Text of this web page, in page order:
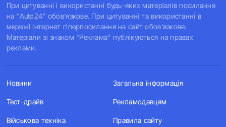
При цитуванні і використанні будь-яких матеріалів посилання
на "Auto24" обов'язкове. При цитуванні та використанні в
мережі Інтернет гіперпосилання на сайт обов'язкове.
Матеріали зі знаком "Реклама" публікуються на правах
реклами.
Новини
Тест-драйв
Військова техніка
Загальна інформація
Рекламодавцям
Правила сайту